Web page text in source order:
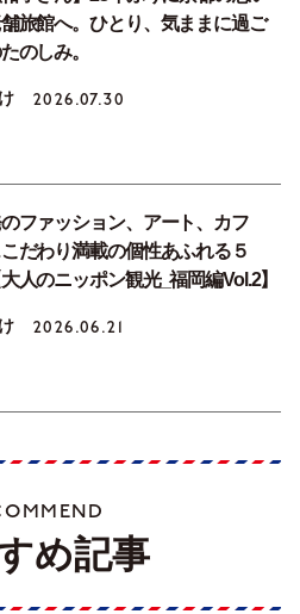
旅館へ。ひとり、気ままに過ご
のしみ。
2026.07.30
ファッション、アート、カフ
だわり満載の個性あふれる５
人のニッポン観光_福岡編Vol.2】
2026.06.21
め記事